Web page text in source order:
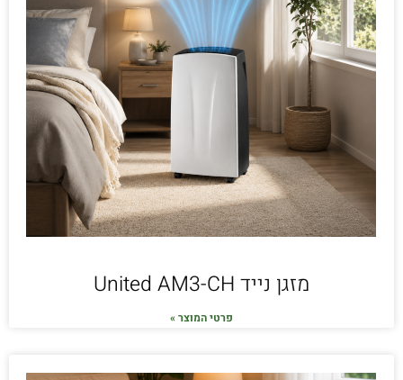
מזגן נייד United AM3-CH
פרטי המוצר »